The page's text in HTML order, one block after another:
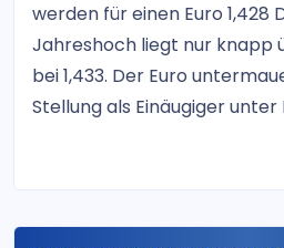
werden für einen Euro 1,428
Jahreshoch liegt nur knapp
bei 1,433. Der Euro
Stellung als Einäugiger unter